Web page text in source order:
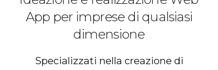
App per imprese di qualsiasi
dimensione
Specializzati nella creazione di